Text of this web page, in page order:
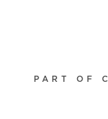
PART OF